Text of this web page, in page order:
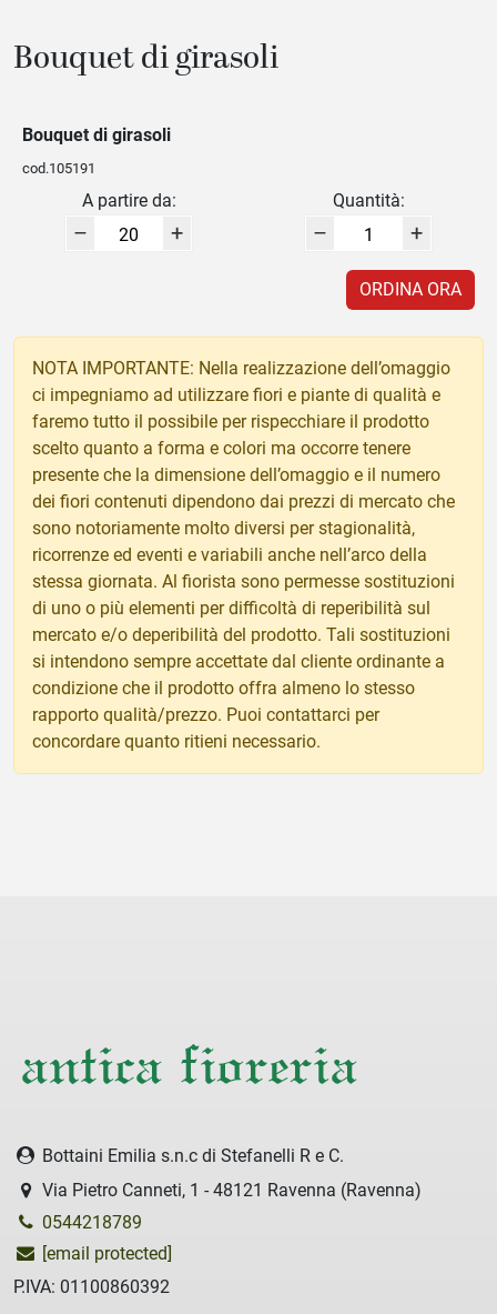
Bouquet di girasoli
Bouquet di girasoli
cod.105191
A partire da:
– +
Quantità:
– +
ORDINA ORA
NOTA IMPORTANTE: Nella realizzazione dell’omaggio
ci impegniamo ad utilizzare fiori e piante di qualità e
faremo tutto il possibile per rispecchiare il prodotto
scelto quanto a forma e colori ma occorre tenere
presente che la dimensione dell’omaggio e il numero
dei fiori contenuti dipendono dai prezzi di mercato che
sono notoriamente molto diversi per stagionalità,
ricorrenze ed eventi e variabili anche nell’arco della
stessa giornata. Al fiorista sono permesse sostituzioni
di uno o più elementi per difficoltà di reperibilità sul
mercato e/o deperibilità del prodotto. Tali sostituzioni
si intendono sempre accettate dal cliente ordinante a
condizione che il prodotto offra almeno lo stesso
rapporto qualità/prezzo. Puoi contattarci per
concordare quanto ritieni necessario.
Bottaini Emilia s.n.c di Stefanelli R e C.
Via Pietro Canneti, 1 - 48121 Ravenna (Ravenna)
0544218789
[email protected]
P.IVA: 01100860392